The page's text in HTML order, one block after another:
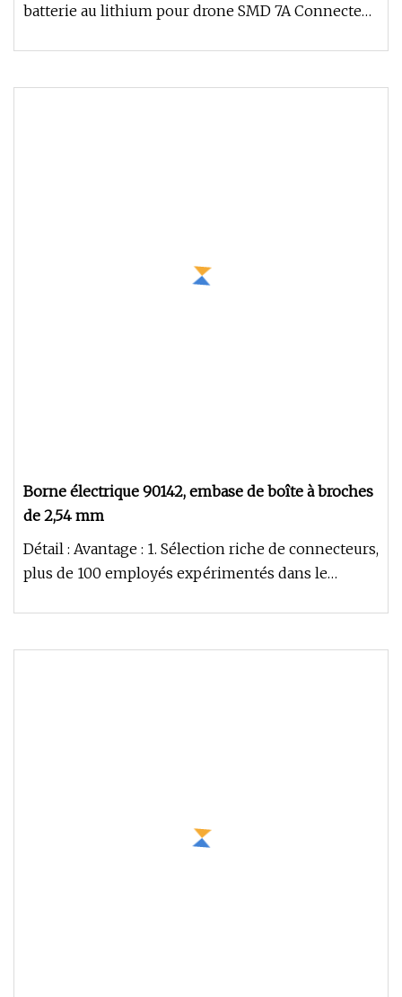
batterie au lithium pour drone SMD 7A Connecteur
Borne électrique 90142, embase de boîte à broches
de 2,54 mm
Détail : Avantage : 1. Sélection riche de connecteurs,
plus de 100 employés expérimentés dans le